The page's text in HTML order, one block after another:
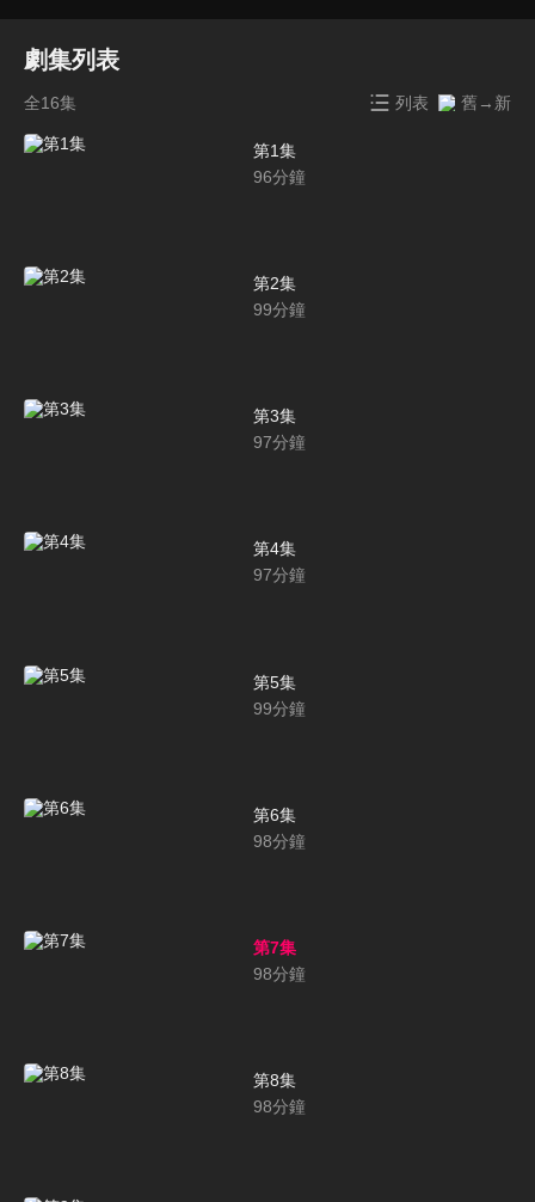
劇集列表
全16集 列表 舊→新
第1集
96分鐘
第2集
99分鐘
第3集
97分鐘
第4集
97分鐘
第5集
99分鐘
第6集
98分鐘
第7集
98分鐘
第8集
98分鐘